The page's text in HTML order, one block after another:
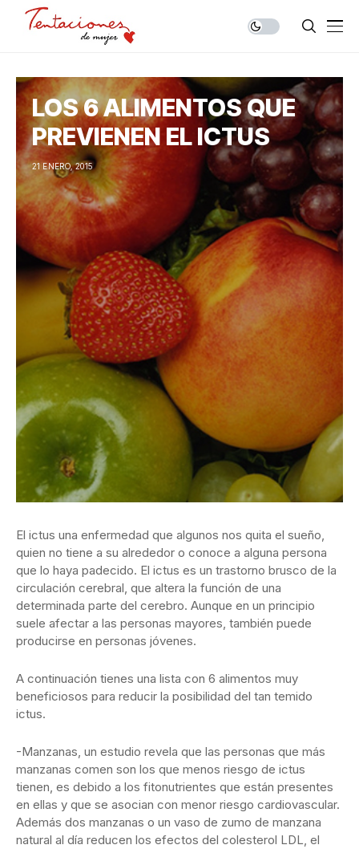
LOS 6 ALIMENTOS QUE
PREVIENEN EL ICTUS
21 ENERO, 2015
El ictus una enfermedad que algunos nos quita el sueño,
quien no tiene a su alrededor o conoce a alguna persona
que lo haya padecido. El ictus es un trastorno brusco de la
circulación cerebral, que altera la función de una
determinada parte del cerebro. Aunque en un principio
suele afectar a las personas mayores, también puede
producirse en personas jóvenes.
A continuación tienes una lista con 6 alimentos muy
beneficiosos para reducir la posibilidad del tan temido
ictus.
-Manzanas, un estudio revela que las personas que más
manzanas comen son los que menos riesgo de ictus
tienen, es debido a los fitonutrientes que están presentes
en ellas y que se asocian con menor riesgo cardiovascular.
Además dos manzanas o un vaso de zumo de manzana
natural al día reducen los efectos del colesterol LDL, el